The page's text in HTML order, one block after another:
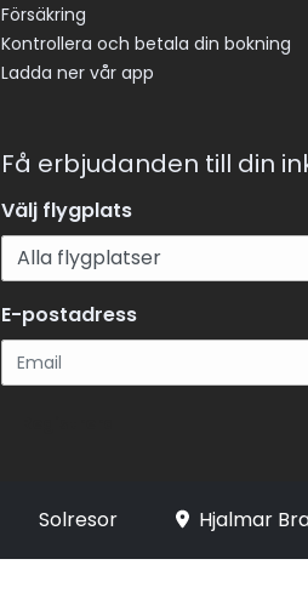
Försäkring
Kontrollera och betala din bokning
Ladda ner vår app
Få erbjudanden till din
Välj flygplats
E-postadress
Solresor Hjalmar